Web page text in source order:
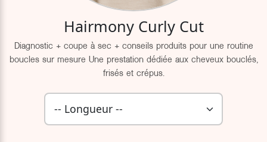
Hairmony Curly Cut
Diagnostic + coupe à sec + conseils produits pour une routine
boucles sur mesure Une prestation dédiée aux cheveux bouclés,
frisés et crépus.